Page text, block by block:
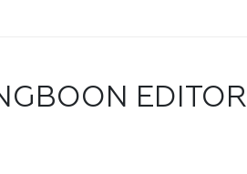
EDITOR